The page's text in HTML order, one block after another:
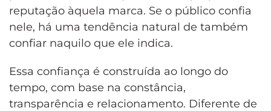
reputação àquela marca. Se o público confia
nele, há uma tendência natural de também
confiar naquilo que ele indica.
Essa confiança é construída ao longo do
tempo, com base na constância,
transparência e relacionamento. Diferente de